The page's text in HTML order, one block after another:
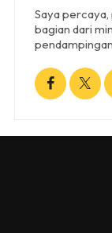
Saya
bagian dari